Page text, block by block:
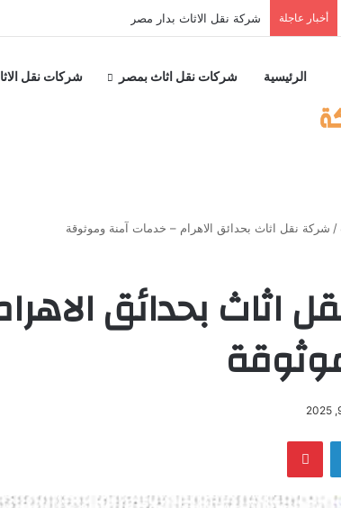
أخبار عاجلة شركة نقل الاثاث بدار مصر
الرئيسية شركات نقل اثاث بمصر شركات نقل
/ شركة نقل اثاث بحدائق الاهرام – خدمات آمنة وموثوقة
اثاث بحدائق
لينكدإن